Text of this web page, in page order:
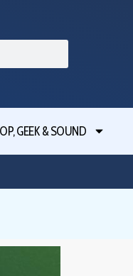
GEEK & SOUND
Lula